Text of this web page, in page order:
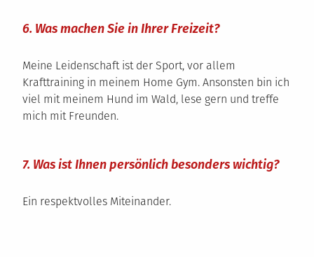
6. Was machen Sie in Ihrer Freizeit?
Meine Leidenschaft ist der Sport, vor allem
Krafttraining in meinem Home Gym. Ansonsten bin ich
viel mit meinem Hund im Wald, lese gern und treffe
mich mit Freunden.
7. Was ist Ihnen persönlich besonders wichtig?
Ein respektvolles Miteinander.